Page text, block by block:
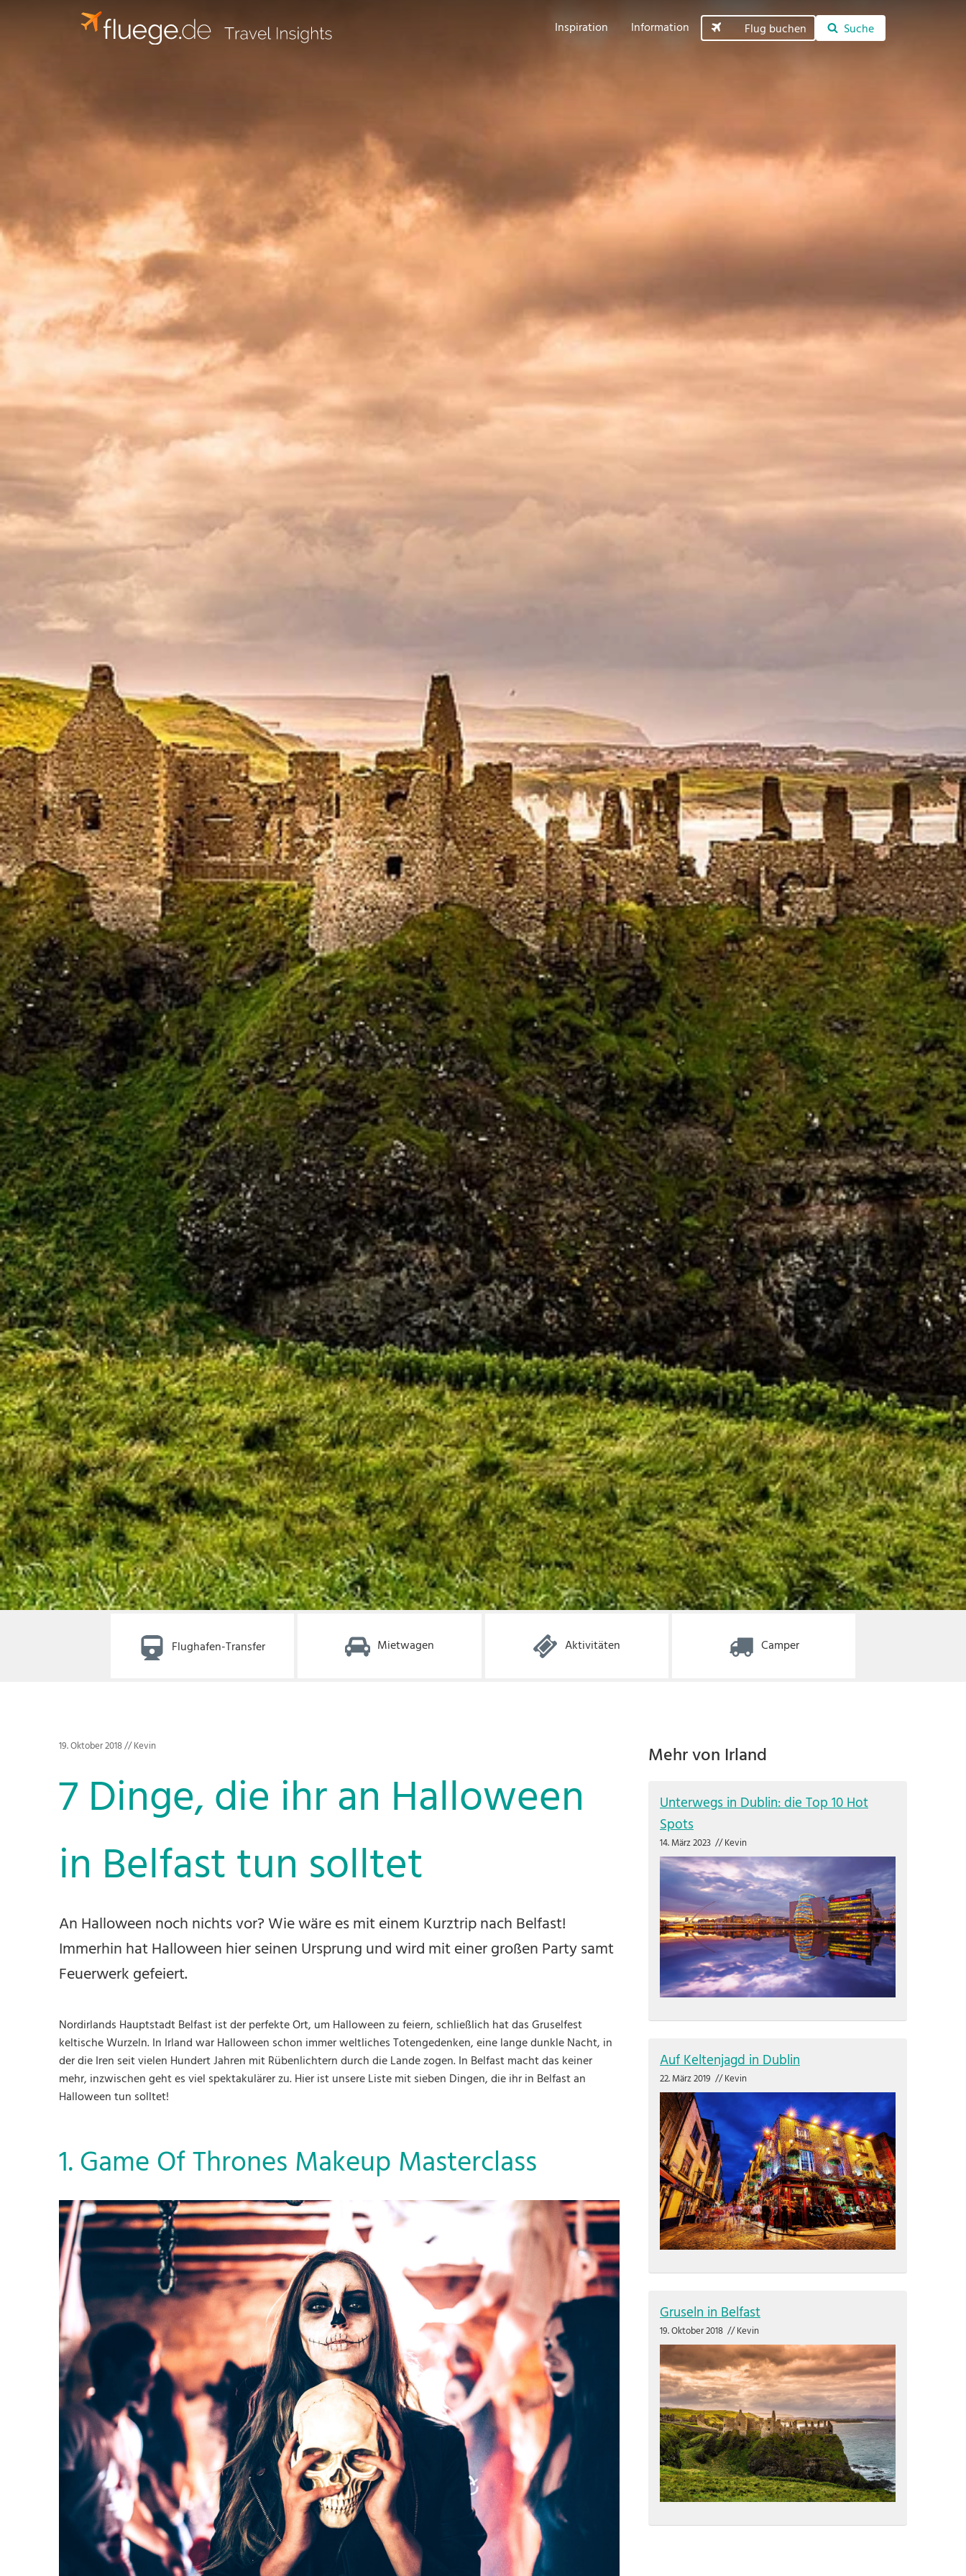
Inspiration Information Flug buchen Suche
Flughafen-Transfer Mietwagen Aktivitäten Camper
19. Oktober 2018//Kevin
7 Dinge, die ihr an Halloween
in Belfast tun solltet
An Halloween noch nichts vor? Wie wäre es mit einem Kurztrip nach Belfast!
Immerhin hat Halloween hier seinen Ursprung und wird mit einer großen Party samt
Feuerwerk gefeiert.
Nordirlands Hauptstadt Belfast ist der perfekte Ort, um Halloween zu feiern, schließlich hat das Gruselfest
keltische Wurzeln. In Irland war Halloween schon immer weltliches Totengedenken, eine lange dunkle Nacht, in
der die Iren seit vielen Hundert Jahren mit Rübenlichtern durch die Lande zogen. In Belfast macht das keiner
mehr, inzwischen geht es viel spektakulärer zu. Hier ist unsere Liste mit sieben Dingen, die ihr in Belfast an
Halloween tun solltet!
1. Game Of Thrones Makeup Masterclass
Mehr von Irland
Unterwegs in Dublin: die Top 10 Hot
Spots
14. März 2023 //Kevin
Auf Keltenjagd in Dublin
22. März 2019 //Kevin
Gruseln in Belfast
19. Oktober 2018 //Kevin